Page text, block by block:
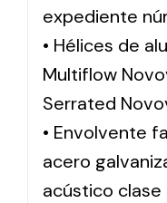
expediente
• Hélices de
Multiflow
Serrated
• Envolvente
acero
acústico clase